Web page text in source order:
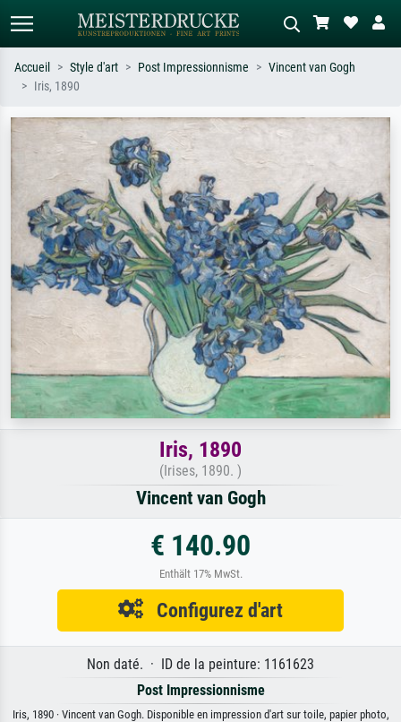
Recherchez par artiste, titre ou style –
ex. Monet, Nuit étoilée,
impressionnisme, vague de Hokusai,
nu.
Décrivez la scène – ex. prairie verte,
abstrait avec beaucoup de rouge,
tableau sombre, nu debout près d'un
Accueil Style d'art Post Impressionnisme
Vincent van Gogh
Iris, 1890
Iris, 1890
(Irises, 1890. )
Vincent van Gogh
€ 140.90
Enthält 17% MwSt.
Configurez d'art
Non daté. · ID de la peinture: 1161623
Post Impressionnisme
Iris, 1890 · Vincent van Gogh. Disponible en impression d'art sur toile, papier photo,